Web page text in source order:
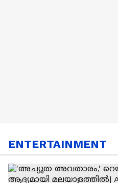
ENTERTAINMENT